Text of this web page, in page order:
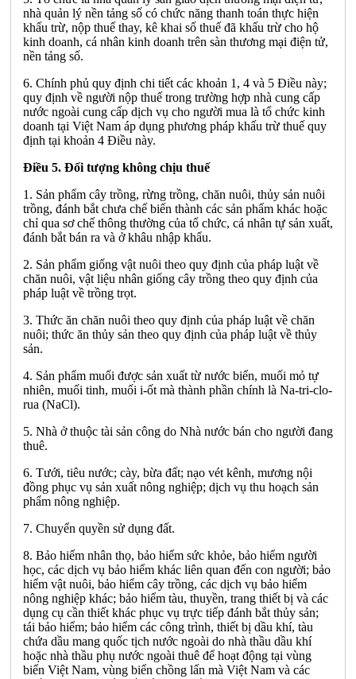
nhà quản lý nền tảng số có chức năng thanh toán thực hiện
khấu trừ, nộp thuế thay, kê khai số thuế đã khấu trừ cho hộ
kinh doanh, cá nhân kinh doanh trên sàn thương mại điện tử,
nền tảng số.
6. Chính phủ quy định chi tiết các khoản 1, 4 và 5 Điều này;
quy định về người nộp thuế trong trường hợp nhà cung cấp
nước ngoài cung cấp dịch vụ cho người mua là tổ chức kinh
doanh tại Việt Nam áp dụng phương pháp khấu trừ thuế quy
định tại khoản 4 Điều này.
Điều 5. Đối tượng không chịu thuế
1. Sản phẩm cây trồng, rừng trồng, chăn nuôi, thủy sản nuôi
trồng, đánh bắt chưa chế biến thành các sản phẩm khác hoặc
chỉ qua sơ chế thông thường của tổ chức, cá nhân tự sản xuất,
đánh bắt bán ra và ở khâu nhập khẩu.
2. Sản phẩm giống vật nuôi theo quy định của pháp luật về
chăn nuôi, vật liệu nhân giống cây trồng theo quy định của
pháp luật về trồng trọt.
3. Thức ăn chăn nuôi theo quy định của pháp luật về chăn
nuôi; thức ăn thủy sản theo quy định của pháp luật về thủy
sản.
4. Sản phẩm muối được sản xuất từ nước biển, muối mỏ tự
nhiên, muối tinh, muối i-ốt mà thành phần chính là Na-tri-clo-
rua (NaCl).
5. Nhà ở thuộc tài sản công do Nhà nước bán cho người đang
thuê.
6. Tưới, tiêu nước; cày, bừa đất; nạo vét kênh, mương nội
đồng phục vụ sản xuất nông nghiệp; dịch vụ thu hoạch sản
phẩm nông nghiệp.
7. Chuyển quyền sử dụng đất.
8. Bảo hiểm nhân thọ, bảo hiểm sức khỏe, bảo hiểm người
học, các dịch vụ bảo hiểm khác liên quan đến con người; bảo
hiểm vật nuôi, bảo hiểm cây trồng, các dịch vụ bảo hiểm
nông nghiệp khác; bảo hiểm tàu, thuyền, trang thiết bị và các
dụng cụ cần thiết khác phục vụ trực tiếp đánh bắt thủy sản;
tái bảo hiểm; bảo hiểm các công trình, thiết bị dầu khí, tàu
chứa dầu mang quốc tịch nước ngoài do nhà thầu dầu khí
hoặc nhà thầu phụ nước ngoài thuê để hoạt động tại vùng
biển Việt Nam, vùng biển chồng lấn mà Việt Nam và các